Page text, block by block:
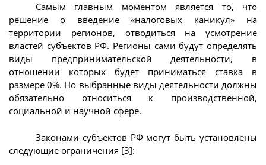
Самым главным моментом является то, что
решение о введение «налоговых каникул» на
территории регионов, отводиться на усмотрение
властей субъектов РФ. Регионы сами будут определять
виды предпринимательской деятельности, в
отношении которых будет приниматься ставка в
размере 0%. Но выбранные виды деятельности должны
обязательно относиться к производственной,
социальной и научной сфере.
Законами субъектов РФ могут быть установлены
следующие ограничения [3]: